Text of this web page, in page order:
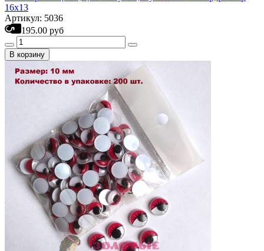
16х13
Артикул: 5036
195.00 руб
В корзину